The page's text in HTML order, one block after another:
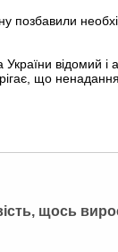
відомий і
що
щось